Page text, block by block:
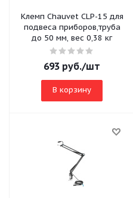
Клемп Chauvet CLP-15 для
подвеса приборов,труба
до 50 мм, вес 0,38 кг
693 руб./шт
В корзину